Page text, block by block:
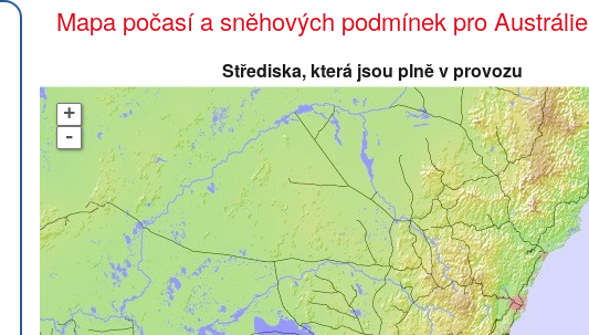
Mapa počasí a sněhových podmínek pro Austrálie
Střediska, která jsou plně v provozu
+
-